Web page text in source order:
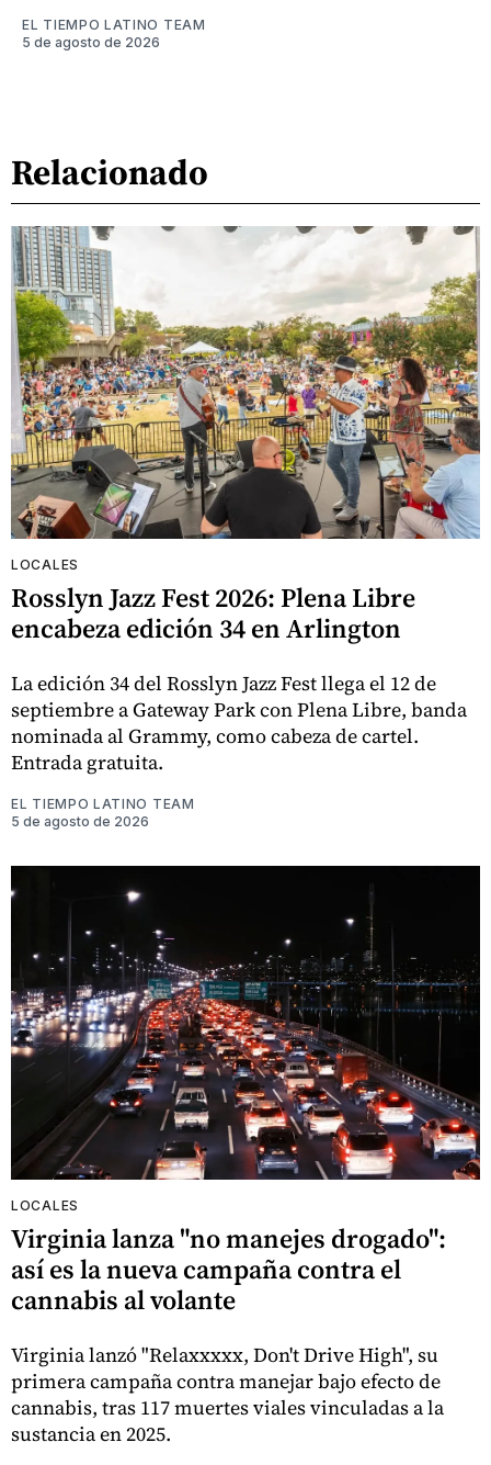
EL TIEMPO LATINO TEAM
5 de agosto de 2026
Relacionado
LOCALES
Rosslyn Jazz Fest 2026: Plena Libre
encabeza edición 34 en Arlington
La edición 34 del Rosslyn Jazz Fest llega el 12 de
septiembre a Gateway Park con Plena Libre, banda
nominada al Grammy, como cabeza de cartel.
Entrada gratuita.
EL TIEMPO LATINO TEAM
5 de agosto de 2026
LOCALES
Virginia lanza "no manejes drogado":
así es la nueva campaña contra el
cannabis al volante
Virginia lanzó "Relaxxxxx, Don't Drive High", su
primera campaña contra manejar bajo efecto de
cannabis, tras 117 muertes viales vinculadas a la
sustancia en 2025.